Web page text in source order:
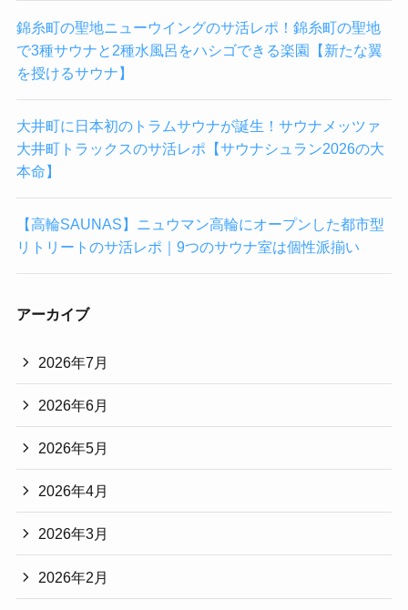
錦糸町の聖地ニューウイングのサ活レポ！錦糸町の聖地
で3種サウナと2種水風呂をハシゴできる楽園【新たな翼
を授けるサウナ】
大井町に日本初のトラムサウナが誕生！サウナメッツァ
大井町トラックスのサ活レポ【サウナシュラン2026の大
本命】
【高輪SAUNAS】ニュウマン高輪にオープンした都市型
リトリートのサ活レポ｜9つのサウナ室は個性派揃い
アーカイブ
2026年7月
2026年6月
2026年5月
2026年4月
2026年3月
2026年2月